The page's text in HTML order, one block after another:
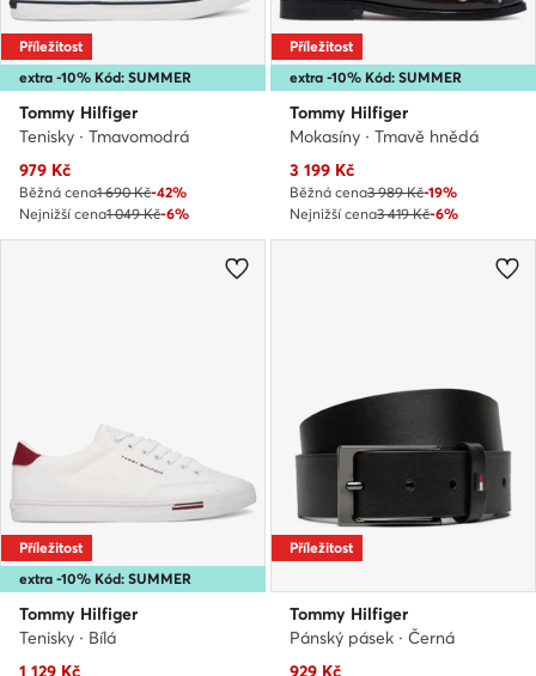
extra -10% Kód: SUMMER
Příležitost
Tommy Hilfiger
Tenisky · Tmavomodrá
Aktuální cena
979 Kč
Běžná cena1 690 Kč-42%
Nejnižší cena1 049 Kč-6%
extra -10% Kód: SUMMER
Příležitost
Tommy Hilfiger
Mokasíny · Tmavě hnědá
Aktuální cena
3 199 Kč
Běžná cena3 989 Kč-19%
Nejnižší cena3 419 Kč-6%
extra -10% Kód: SUMMER
Příležitost
Tommy Hilfiger
Tenisky · Bílá
Aktuální cena
1 129 Kč
Příležitost
Tommy Hilfiger
Pánský pásek · Černá
Aktuální cena
929 Kč